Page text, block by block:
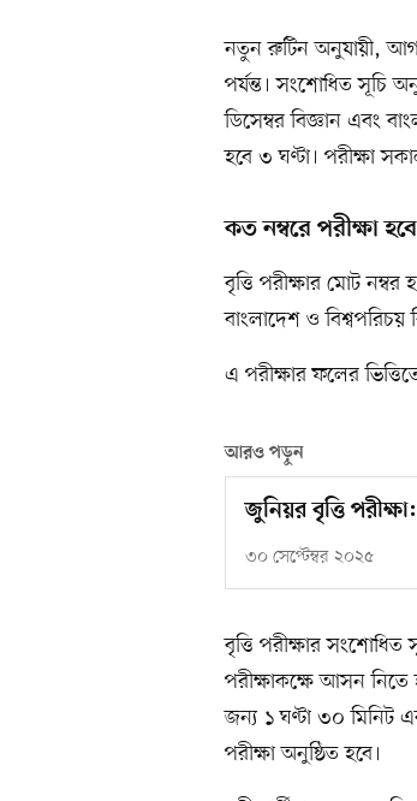
নতুন রুটিন অনুযায়ী,
পর্যন্ত। সংশোধিত সূচি
ডিসেম্বর বিজ্ঞান এবং
হবে ৩ ঘণ্টা। পরীক্ষা
কত নম্বরে পরীক্ষা
বৃত্তি পরীক্ষার মোট
বাংলাদেশ ও বিশ্বপরিচয়
এ পরীক্ষার ফলের
আরও পড়ুন
জুনিয়র বৃত্তি
৩০ সেপ্টেম্বর ২০২৫
বৃত্তি পরীক্ষার
পরীক্ষাকক্ষে আসন নিতে
জন্য ১ ঘণ্টা ৩০ মিনিট
পরীক্ষা অনুষ্ঠিত হবে।